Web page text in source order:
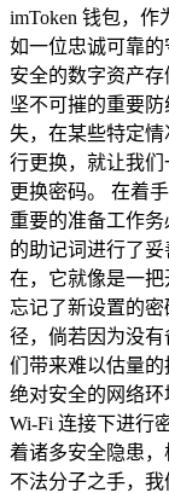
imToken 钱包，
如一位忠诚可靠
安全的数字资产
坚不可摧的重要
失，在某些特定情
行更换，就让我们
更换密码。 在着
重要的准备工作
的助记词进行了
在，它就像是一
忘记了新设置的
径，倘若因为没
们带来难以估量
绝对安全的网络
Wi-Fi 连接下进行
着诸多安全隐患
不法分子之手，我